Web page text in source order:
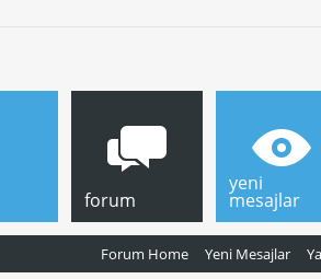
forum
Forum Home Yeni Mesajlar
yeni
mesajlar